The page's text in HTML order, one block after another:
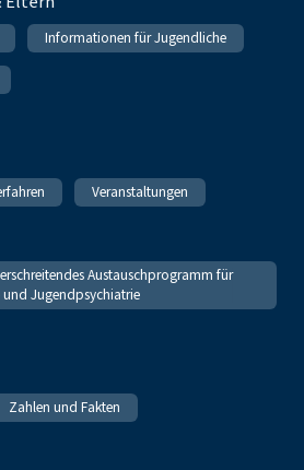
Informationen für Jugendliche
Veranstaltungen
Austauschprogramm für
und Jugendpsychiatrie
Zahlen und Fakten